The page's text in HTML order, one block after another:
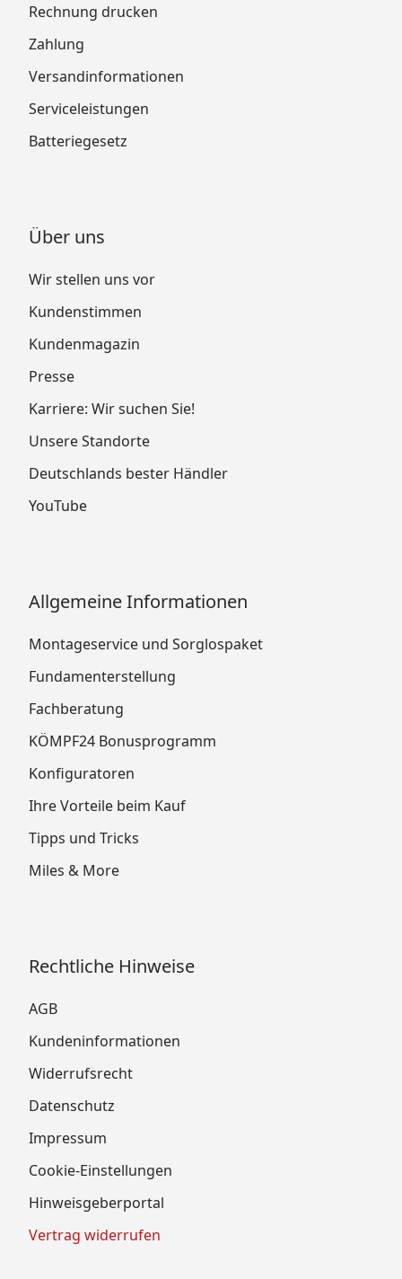
Rechnung drucken
Zahlung
Versandinformationen
Serviceleistungen
Batteriegesetz
Über uns
Wir stellen uns vor
Kundenstimmen
Kundenmagazin
Presse
Karriere: Wir suchen Sie!
Unsere Standorte
Deutschlands bester Händler
YouTube
Allgemeine Informationen
Montageservice und Sorglospaket
Fundamenterstellung
Fachberatung
KÖMPF24 Bonusprogramm
Konfiguratoren
Ihre Vorteile beim Kauf
Tipps und Tricks
Miles & More
Rechtliche Hinweise
AGB
Kundeninformationen
Widerrufsrecht
Datenschutz
Impressum
Cookie-Einstellungen
Hinweisgeberportal
Vertrag widerrufen